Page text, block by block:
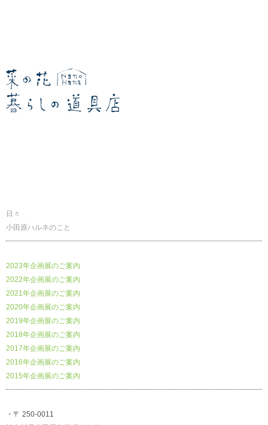
日々
小田原ハルネのこと
2023年企画展のご案内
2022年企画展のご案内
2021年企画展のご案内
2020年企画展のご案内
2019年企画展のご案内
2018年企画展のご案内
2017年企画展のご案内
2016年企画展のご案内
2015年企画展のご案内
・〒 250-0011